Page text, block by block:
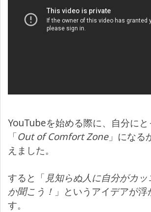
YouTubeを始める際に、自分にと
「Out of Comfort Zone」になる
えました。
すると「 見知らぬ人に自分がカッ
か聞こう！ 」というアイデアが
す。